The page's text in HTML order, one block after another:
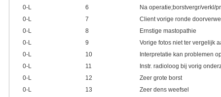
0‑L
6
Na operatie;borstvergr/verkl/
0‑L
7
Client vorige ronde
0‑L
8
Ernstige mastopathie
0‑L
9
Vorige fotos niet ter vergelijk
0‑L
10
Interpretatie kan problemen
0‑L
11
Instr. radioloog bij vorig
0‑L
12
Zeer grote borst
0‑L
13
Zeer dens weefsel